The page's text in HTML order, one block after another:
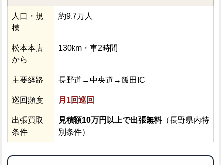
人口・規
模
約9.7万人
松本本店
から
130km・車2時間
主要経路 長野道→中央道→飯田IC
巡回頻度 月1回巡回
出張買取
条件
見積額10万円以上で出張無料（長野県内特
別条件）